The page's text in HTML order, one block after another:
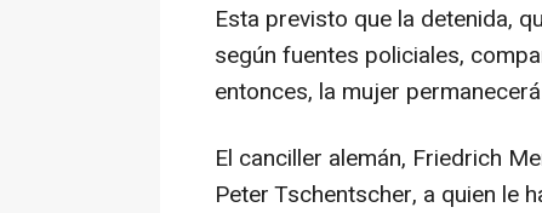
Esta previsto que la detenida,
según fuentes policiales,
entonces, la mujer
El canciller alemán, Friedrich
Peter Tschentscher, a quien le